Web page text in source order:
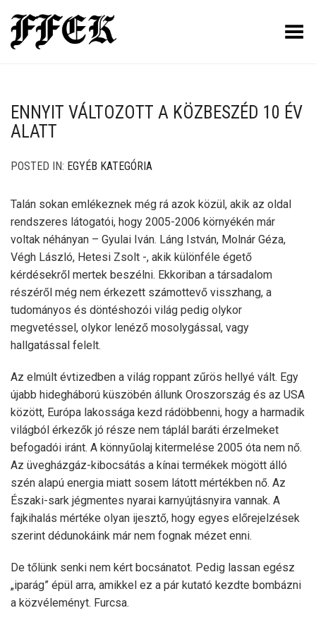
Toggle Menu
ENNYIT VÁLTOZOTT A KÖZBESZÉD 10 ÉV
ALATT
POSTED IN: EGYÉB KATEGÓRIA
Talán sokan emlékeznek még rá azok közül, akik az oldal
rendszeres látogatói, hogy 2005-2006 környékén már
voltak néhányan – Gyulai Iván. Láng István, Molnár Géza,
Végh László, Hetesi Zsolt -, akik különféle égető
kérdésekről mertek beszélni. Ekkoriban a társadalom
részéről még nem érkezett számottevő visszhang, a
tudományos és döntéshozói világ pedig olykor
megvetéssel, olykor lenéző mosolygással, vagy
hallgatással felelt.
Az elmúlt évtizedben a világ roppant zűrös hellyé vált. Egy
újabb hidegháború küszöbén állunk Oroszország és az USA
között, Európa lakossága kezd rádöbbenni, hogy a harmadik
világból érkezők jó része nem táplál baráti érzelmeket
befogadói iránt. A könnyűolaj kitermelése 2005 óta nem nő.
Az üvegházgáz-kibocsátás a kínai termékek mögött álló
szén alapú energia miatt sosem látott mértékben nő. Az
Északi-sark jégmentes nyarai karnyújtásnyira vannak. A
fajkihalás mértéke olyan ijesztő, hogy egyes előrejelzések
szerint dédunokáink már nem fognak mézet enni.
De tőlünk senki nem kért bocsánatot. Pedig lassan egész
„iparág” épül arra, amikkel ez a pár kutató kezdte bombázni
a közvéleményt. Furcsa.